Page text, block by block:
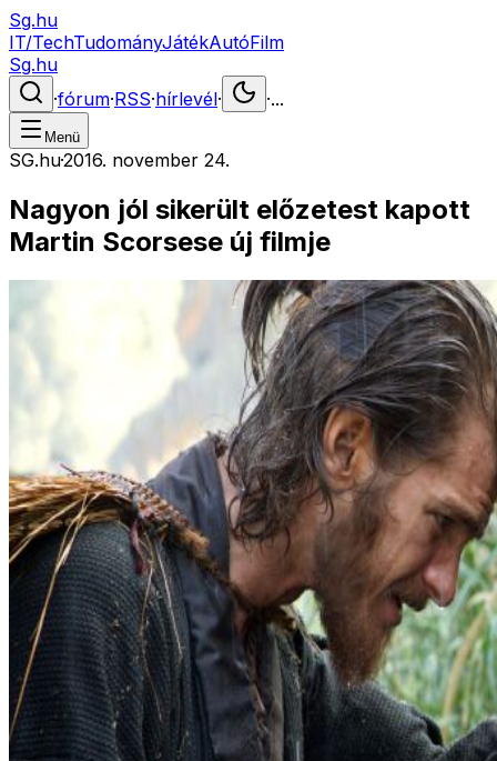
Sg.hu
IT/TechTudományJátékAutóFilm
Sg.hu
·fórum·RSS·hírlevél· ·...
Menü
SG.hu·2016. november 24.
Nagyon jól sikerült előzetest kapott
Martin Scorsese új filmje